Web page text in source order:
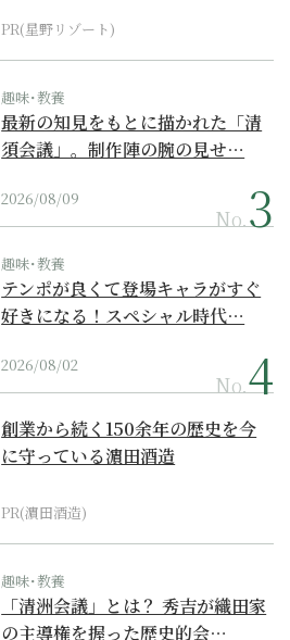
PR(星野リゾート)
趣味･教養
最新の知見をもとに描かれた「清
須会議」。制作陣の腕の見せ…
2026/08/09
No.
趣味･教養
テンポが良くて登場キャラがすぐ
好きになる！スペシャル時代…
2026/08/02
No.
創業から続く150余年の歴史を今
に守っている濵田酒造
PR(濵田酒造)
趣味･教養
「清洲会議」とは？ 秀吉が織田家
の主導権を握った歴史的会…